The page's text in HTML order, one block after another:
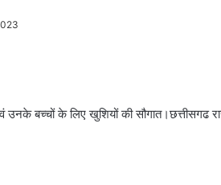
उनके बच्चों के लिए खुशियों की सौगात।छत्तीसगढ